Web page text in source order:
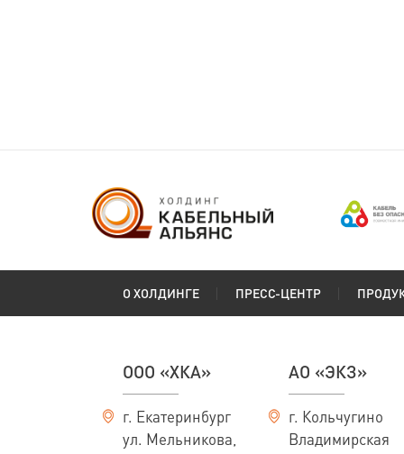
О ХОЛДИНГЕ ПРЕСС-ЦЕНТР
ООО «ХКА»
г. Екатеринбург
ул. Мельникова,
АО «ЭКЗ»
г. Кольчугино
Владимирская